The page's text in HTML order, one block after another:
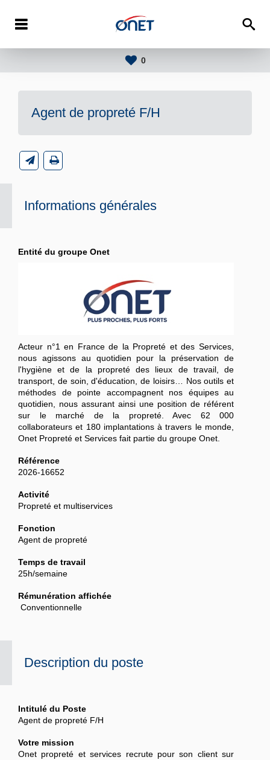
0
Agent de propreté F/H
Description du poste
Intitulé du Poste
Agent de propreté F/H
Votre mission
Onet propreté et services recrute pour son client sur
Informations générales
Entité du groupe Onet
Acteur n°1 en France de la Propreté et des Services,
nous agissons au quotidien pour la préservation de
l'hygiène et de la propreté des lieux de travail, de
transport, de soin, d'éducation, de loisirs… Nos outils et
méthodes de pointe accompagnent nos équipes au
quotidien, nous assurant ainsi une position de référent
sur le marché de la propreté. Avec 62 000
collaborateurs et 180 implantations à travers le monde,
Onet Propreté et Services fait partie du groupe Onet.
Référence
2026-16652
Activité
Propreté et multiservices
Fonction
Agent de propreté
Temps de travail
25h/semaine
Rémunération affichée
‎ Conventionnelle